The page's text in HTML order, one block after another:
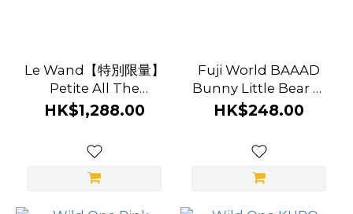
Le Wand【特別限量】
Petite All The
Glimmers Set 中型充
HK$1,288.00
Fuji World BAAAD
Bunny Little Bear 超
迷你小熊按摩棒
HK$248.00